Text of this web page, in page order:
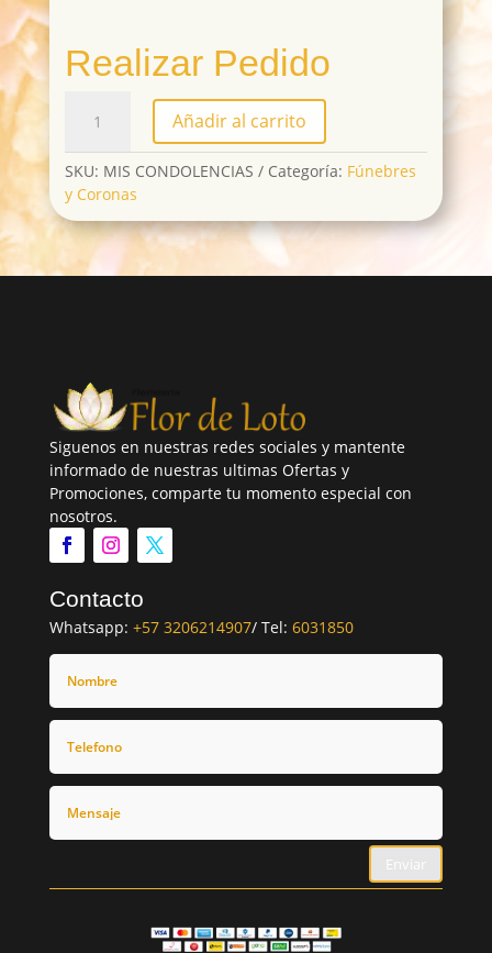
Realizar Pedido
CONDOLENCIAS
cantidad
Añadir al carrito
SKU: MIS CONDOLENCIAS Categoría: Fúnebres
y Coronas
Siguenos en nuestras redes sociales y mantente
informado de nuestras ultimas Ofertas y
Promociones, comparte tu momento especial con
nosotros.
Contacto
Whatsapp: +57 3206214907/ Tel: 6031850
Enviar